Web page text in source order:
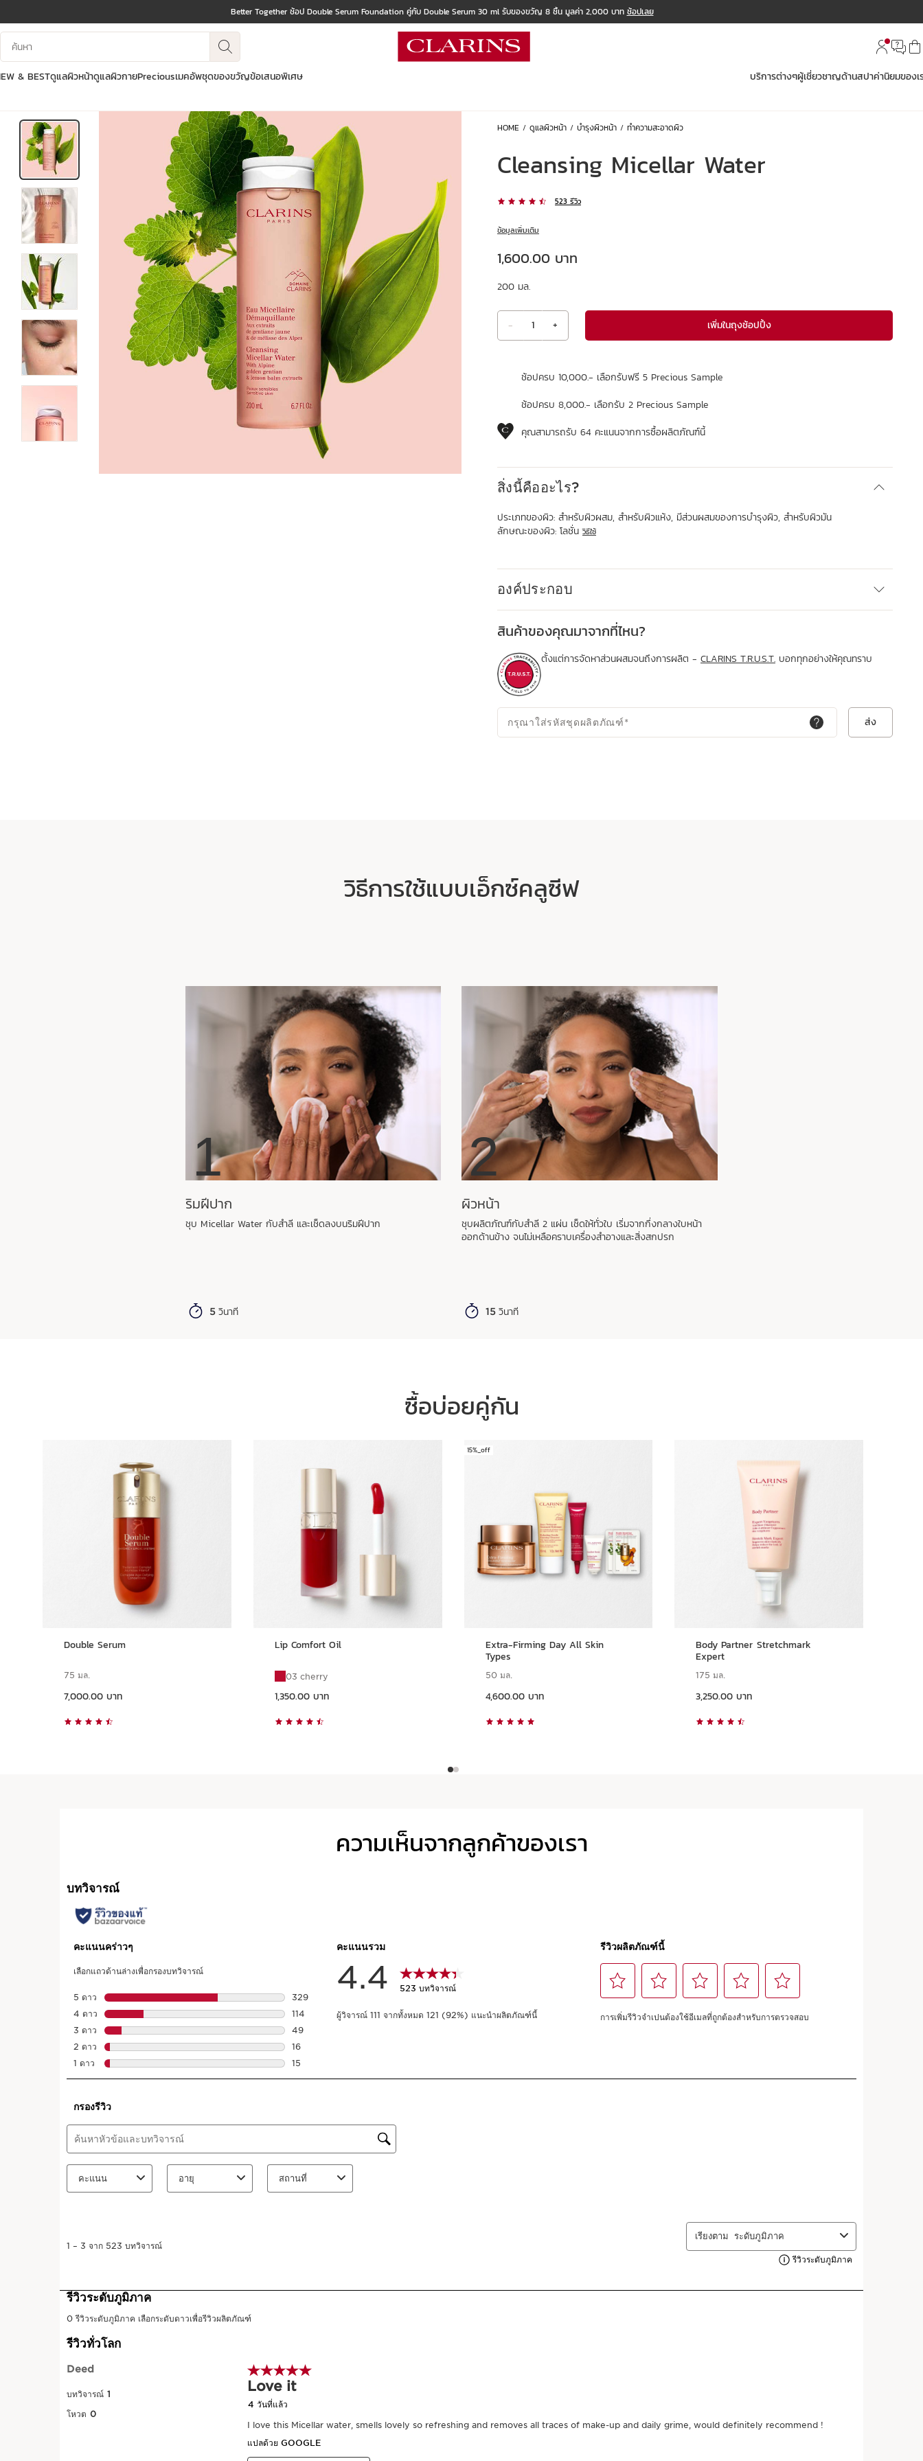
ข้ามไปยังเนื้อหา
Better Together ช้อป Double Serum Foundation คู่กับ Double Serum 30 ml รับของขวัญ 8 ชิ้น มูลค่า 2,000 บาท ช้อปเลย
บันทึกข้อมูลค้นหา
& BESTดูแลผิวหน้าดูแลผิวกายPreciousเมคอัพชุดของขวัญข้อเสนอพิเศษ บริการต่างๆผู้เชี่ยวชาญด้านสปาค่านิยมของเ
HOME ดูแลผิวหน้า บำรุงผิวหน้า ทำความสะอาดผิว
Cleansing Micellar Water
523 รีวิว
ข้อมูลเพิ่มเติม
ราคาปัจจุบัน 1,600.00 บาท
1,600.00 บาท
200 มล.
- 1 + เพิ่มในถุงช้อปปิ้ง
ช้อปครบ 10,000.- เลือกรับฟรี 5 Precious Sample
ช้อปครบ 8,000.- เลือกรับ 2 Precious Sample
คุณสามารถรับ 64 คะแนนจากการซื้อผลิตภัณฑ์นี้
สิ่งนี้คืออะไร?
ประเภทของผิว: สำหรับผิวผสม, สำหรับผิวแห้ง, มีส่วนผสมของการบำรุงผิว, สำหรับผิวมัน
ลักษณะของผิว: โลชั่นวิธีใช้
องค์ประกอบ
สินค้าของคุณมาจากที่ไหน?
ตั้งแต่การจัดหาส่วนผสมจนถึงการผลิต - CLARINS T.R.U.S.T. บอกทุกอย่างให้คุณทราบ
กรุณาใส่รหัสชุดผลิตภัณฑ์* ส่ง
วิธีการใช้แบบเอ็กซ์คลูซีฟ
1
ริมฝีปาก
ชุบ Micellar Water กับสำลี และเช็ดลงบนริมฝีปาก
5 วินาที
2
ผิวหน้า
ชุบผลิตภัณฑ์กับสำลี 2 แผ่น เช็ดให้ทั่วใบ เริ่มจากกึ่งกลางใบหน้า
ออกด้านข้าง จนไม่เหลือคราบเครื่องสำอางและสิ่งสกปรก
15 วินาที
ซื้อบ่อยคู่กัน
Double Serum
75 มล.
7,000.00 บาท
Lip Comfort Oil
03 cherry
ราคาปัจจุบัน 1,350.00 บาท
1,350.00 บาท
15%_off
Extra-Firming Day All Skin
Types
50 มล.
4,600.00 บาท
Body Partner Stretchmark
Expert
175 มล.
3,250.00 บาท
ความเห็นจากลูกค้าของเรา